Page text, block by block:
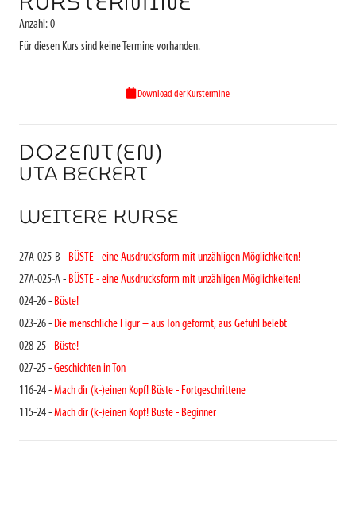
Anzahl: 0
Für diesen Kurs sind keine Termine vorhanden.
Download der Kurstermine
DOZENT(EN)
UTA BECKERT
WEITERE KURSE
27A-025-B - BÜSTE - eine Ausdrucksform mit unzähligen Möglichkeiten!
27A-025-A - BÜSTE - eine Ausdrucksform mit unzähligen Möglichkeiten!
024-26 - Büste!
023-26 - Die menschliche Figur – aus Ton geformt, aus Gefühl belebt
028-25 - Büste!
027-25 -Geschichten in Ton
116-24 -Mach dir (k-)einen Kopf! Büste - Fortgeschrittene
115-24 -Mach dir (k-)einen Kopf! Büste - Beginner